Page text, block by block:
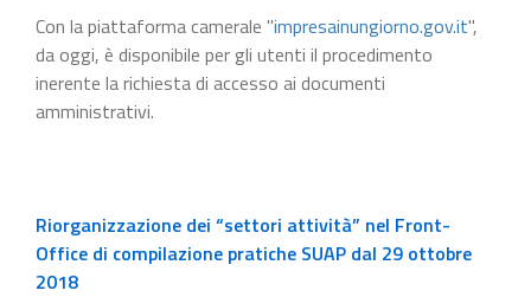
Con la piattaforma camerale "impresainungiorno.gov.it",
da oggi, è disponibile per gli utenti il procedimento
inerente la richiesta di accesso ai documenti
amministrativi.
Riorganizzazione dei “settori attività” nel Front-
Office di compilazione pratiche SUAP dal 29 ottobre
2018